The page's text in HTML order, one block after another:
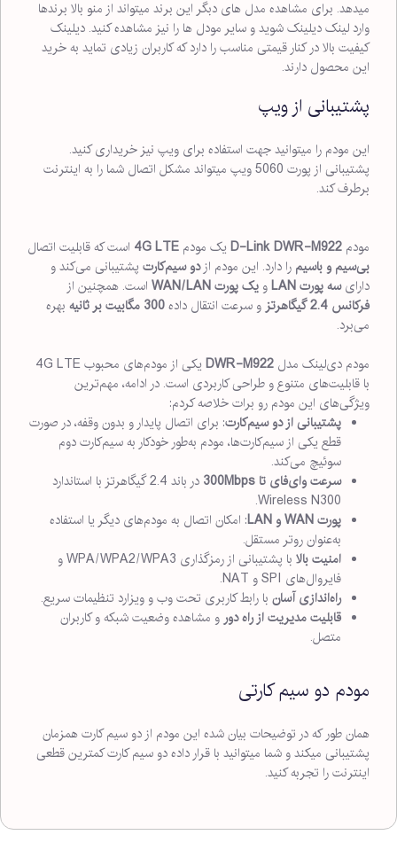
میدهد. برای مشاهده مدل های دبگر این برند میتواند از منو بالا برندها
وارد لینک دیلینک شوید و سایر مودل ها را نیز مشاهده کنید. دیلینک
کیفیت بالا در کنار قیمتی مناسب را دارد که کاربران زیادی تماید به خرید
این محصول دارند.
پشتیبانی از ویپ
این مودم را میتوانید جهت استفاده برای ویپ نیز خریداری کنید.
پشتیبانی از پورت 5060 ویپ میتواند مشکل اتصال شما را به اینترنت
برطرف کند.
مودم D-Link DWR-M922 یک مودم 4G LTE است که قابلیت اتصال
بی‌سیم و باسیم را دارد. این مودم ازدو سیم‌کارت پشتیبانی می‌کند و
دارایسه پورت LAN و یک پورت WAN/LAN
است. همچنین از
فرکانس 2.4 گیگاهرتز
و سرعت انتقال داده300 مگابیت بر ثانیه
بهره
می‌برد.
مودم دی‌لینک مدل DWR-M922
یکی از مودم‌های محبوب 4G LTE
با قابلیت‌های متنوع و طراحی کاربردی است. در ادامه، مهم‌ترین
ویژگی‌های این مودم رو برات خلاصه کردم:
پشتیبانی از دو سیم‌کارت: برای اتصال پایدار و بدون وقفه، در صورت
قطع یکی از سیم‌کارت‌ها، مودم به‌طور خودکار به سیم‌کارت دوم
سوئیچ می‌کند.
سرعت وای‌فای تا 300Mbps
در باند 2.4 گیگاهرتز با استاندارد
Wireless N300.
پورت WAN و LAN
: امکان اتصال به مودم‌های دیگر یا استفاده
به‌عنوان روتر مستقل.
امنیت بالا
با پشتیبانی از رمزگذاری WPA/WPA2/WPA3 و
فایروال‌های SPI و NAT.
راه‌اندازی آسان با رابط کاربری تحت وب و ویزارد تنظیمات سریع.
قابلیت مدیریت از راه دور و مشاهده وضعیت شبکه و کاربران
متصل.
مودم دو سیم کارتی
همان طور که در توضیحات بیان شده این مودم از دو سیم کارت همزمان
پشتیبانی میکند و شما میتوانید با قرار داده دو سیم کارت کمترین قطعی
اینترنت را تجربه کنید.